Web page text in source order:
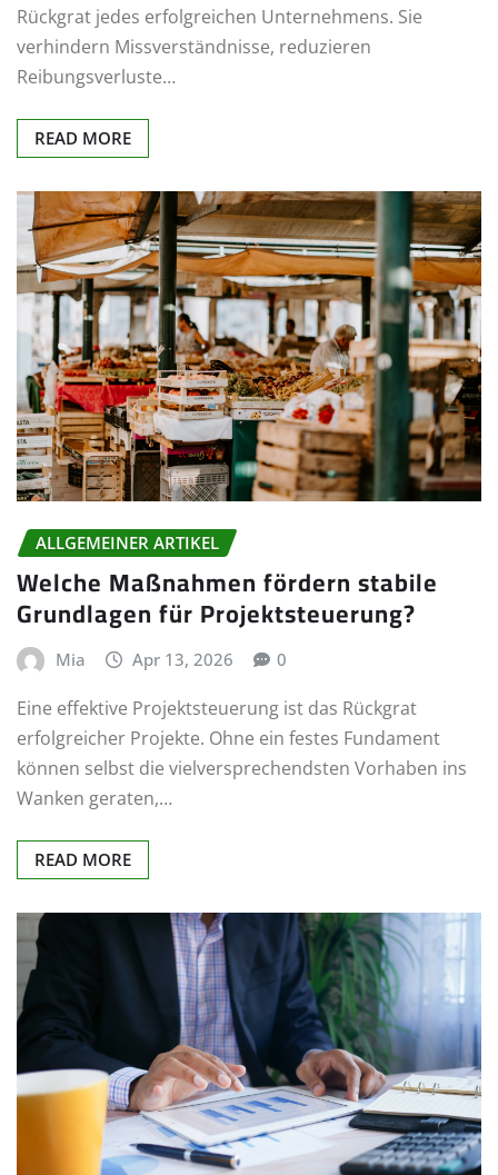
Rückgrat jedes erfolgreichen Unternehmens. Sie
verhindern Missverständnisse, reduzieren
Reibungsverluste…
READ MORE
ALLGEMEINER ARTIKEL
Welche Maßnahmen fördern stabile
Grundlagen für Projektsteuerung?
Mia Apr 13, 2026 0
Eine effektive Projektsteuerung ist das Rückgrat
erfolgreicher Projekte. Ohne ein festes Fundament
können selbst die vielversprechendsten Vorhaben ins
Wanken geraten,…
READ MORE